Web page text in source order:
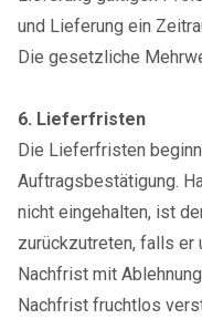
und Lieferung ein
Die gesetzliche
6. Lieferfristen
Die Lieferfristen
Auftragsbestätigung.
nicht eingehalten, ist
zurückzutreten, falls
Nachfrist mit
Nachfrist fruchtlos